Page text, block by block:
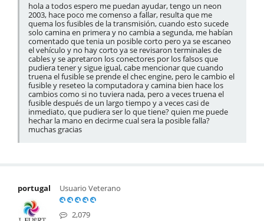
hola a todos espero me puedan ayudar, tengo un neon
2003, hace poco me comenso a fallar, resulta que me
quema los fusibles de la transmisión, cuando esto sucede
solo camina en primera y no cambia a segunda, me habían
comentado que tenia un posible corto pero ya se escaneo
el vehículo y no hay corto ya se revisaron terminales de
cables y se apretaron los conectores por los falsos que
pudiera tener y sigue igual, cabe mencionar que cuando
truena el fusible se prende el chec engine, pero le cambio el
fusible y reseteo la computadora y camina bien hace los
cambios como si no tuviera nada, pero a veces truena el
fusible después de un largo tiempo y a veces casi de
inmediato, que pudiera ser lo que tiene? quien me puede
hechar la mano en decirme cual sera la posible falla?
muchas gracias
portugal Usuario Veterano
2,079